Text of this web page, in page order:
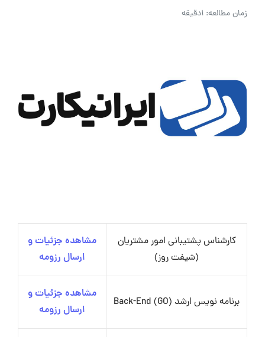
زمان مطالعه: 1دقیقه
کارشناس پشتیبانی امور مشتریان
(شیفت روز)
مشاهده جزئیات و
ارسال رزومه
برنامه نویس ارشد Back-End (GO)
مشاهده جزئیات و
ارسال رزومه